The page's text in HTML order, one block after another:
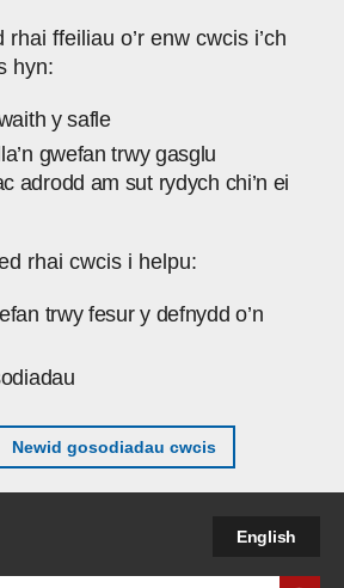
ffeiliau o’r enw cwcis i’ch
hyn:
y safle
gwefan trwy gasglu
adrodd am sut rydych chi’n ei
rhai cwcis i helpu:
trwy fesur y defnydd o’n
Newid gosodiadau cwcis
English